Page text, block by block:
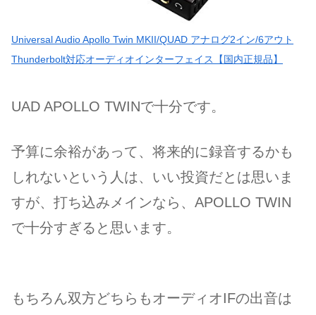
Universal Audio Apollo Twin MKII/QUAD アナログ2イン/6アウト
Thunderbolt対応オーディオインターフェイス【国内正規品】
UAD APOLLO TWINで十分です。
予算に余裕があって、将来的に録音するかも
しれないという人は、いい投資だとは思いま
すが、打ち込みメインなら、APOLLO TWIN
で十分すぎると思います。
もちろん双方どちらもオーディオIFの出音は